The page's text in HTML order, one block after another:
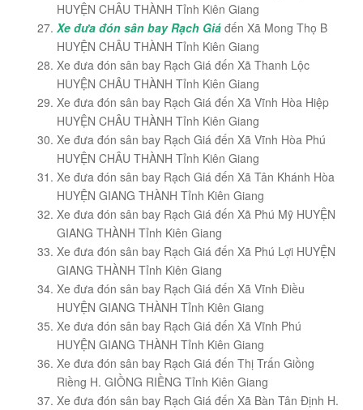
HUYỆN CHÂU THÀNH Tỉnh Kiên Giang
Xe đưa đón sân bay Rạch Giá đến Xã Mong Thọ B
HUYỆN CHÂU THÀNH Tỉnh Kiên Giang
Xe đưa đón sân bay Rạch Giá đến Xã Thanh Lộc
HUYỆN CHÂU THÀNH Tỉnh Kiên Giang
Xe đưa đón sân bay Rạch Giá đến Xã Vĩnh Hòa Hiệp
HUYỆN CHÂU THÀNH Tỉnh Kiên Giang
Xe đưa đón sân bay Rạch Giá đến Xã Vĩnh Hòa Phú
HUYỆN CHÂU THÀNH Tỉnh Kiên Giang
Xe đưa đón sân bay Rạch Giá đến Xã Tân Khánh Hòa
HUYỆN GIANG THÀNH Tỉnh Kiên Giang
Xe đưa đón sân bay Rạch Giá đến Xã Phú Mỹ HUYỆN
GIANG THÀNH Tỉnh Kiên Giang
Xe đưa đón sân bay Rạch Giá đến Xã Phú Lợi HUYỆN
GIANG THÀNH Tỉnh Kiên Giang
Xe đưa đón sân bay Rạch Giá đến Xã Vĩnh Điều
HUYỆN GIANG THÀNH Tỉnh Kiên Giang
Xe đưa đón sân bay Rạch Giá đến Xã Vĩnh Phú
HUYỆN GIANG THÀNH Tỉnh Kiên Giang
Xe đưa đón sân bay Rạch Giá đến Thị Trấn Giồng
Riềng H. GIỒNG RIỀNG Tỉnh Kiên Giang
Xe đưa đón sân bay Rạch Giá đến Xã Bàn Tân Định H.